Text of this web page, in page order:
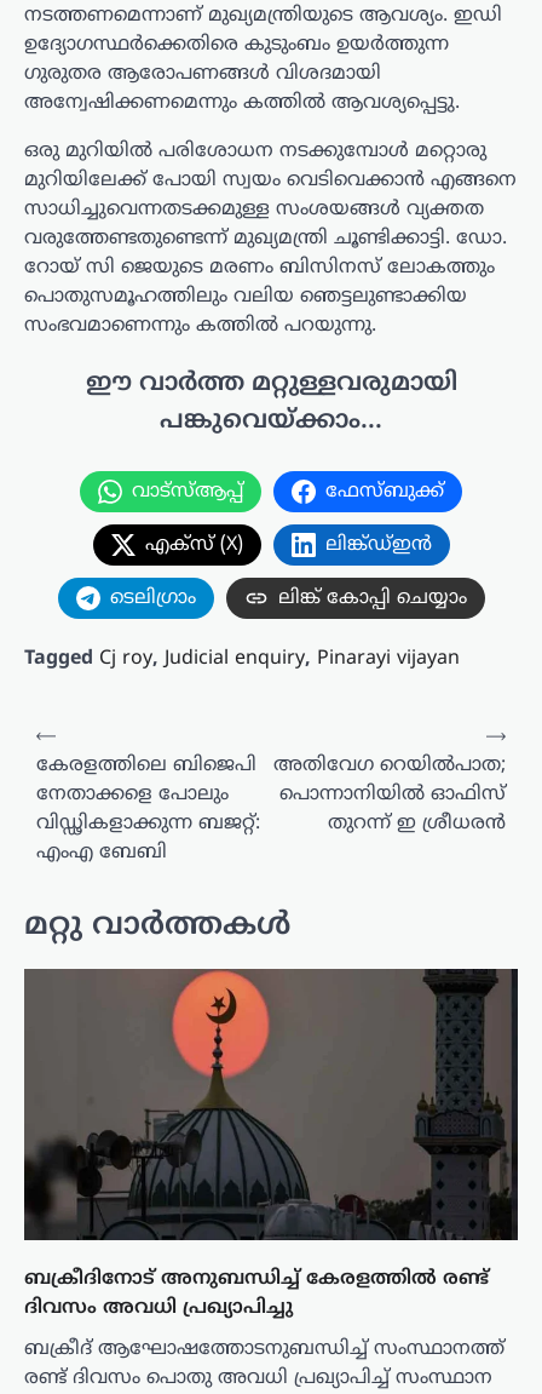
നടത്തണമെന്നാണ് മുഖ്യമന്ത്രിയുടെ ആവശ്യം. ഇഡി
ഉദ്യോഗസ്ഥർക്കെതിരെ കുടുംബം ഉയർത്തുന്ന
ഗുരുതര ആരോപണങ്ങൾ വിശദമായി
അന്വേഷിക്കണമെന്നും കത്തിൽ ആവശ്യപ്പെട്ടു.
ഒരു മുറിയിൽ പരിശോധന നടക്കുമ്പോൾ മറ്റൊരു
മുറിയിലേക്ക് പോയി സ്വയം വെടിവെക്കാൻ എങ്ങനെ
സാധിച്ചുവെന്നതടക്കമുള്ള സംശയങ്ങൾ വ്യക്തത
വരുത്തേണ്ടതുണ്ടെന്ന് മുഖ്യമന്ത്രി ചൂണ്ടിക്കാട്ടി. ഡോ.
റോയ് സി ജെയുടെ മരണം ബിസിനസ് ലോകത്തും
പൊതുസമൂഹത്തിലും വലിയ ഞെട്ടലുണ്ടാക്കിയ
സംഭവമാണെന്നും കത്തിൽ പറയുന്നു.
ഈ വാർത്ത മറ്റുള്ളവരുമായി
പങ്കുവെയ്ക്കാം...
വാട്സ്ആപ്പ് ഫേസ്ബുക്ക്
എക്സ് (X) ലിങ്ക്ഡ്ഇൻ
ടെലിഗ്രാം ലിങ്ക് കോപ്പി ചെയ്യാം
Tagged Cj roy,Judicial enquiry, Pinarayi vijayan
പോസ്റ്റുകളിലൂടെ
⟵
കേരളത്തിലെ ബിജെപി
നേതാക്കളെ പോലും
വിഡ്ഢികളാക്കുന്ന ബജറ്റ്:
എംഎ ബേബി
അതിവേഗ റെയില്‍പാത;
പൊന്നാനിയില്‍ ഓഫിസ്
തുറന്ന് ഇ ശ്രീധരൻ
⟶
മറ്റു വാർത്തകൾ
ബക്രീദിനോട് അനുബന്ധിച്ച് കേരളത്തിൽ രണ്ട്
ദിവസം അവധി പ്രഖ്യാപിച്ചു
ബക്രീദ് ആഘോഷത്തോടനുബന്ധിച്ച് സംസ്ഥാനത്ത്
രണ്ട് ദിവസം പൊതു അവധി പ്രഖ്യാപിച്ച് സംസ്ഥാന